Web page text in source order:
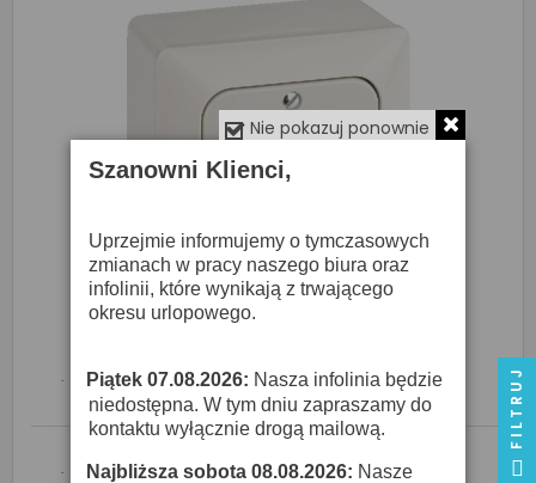
389,00 zł
O DOSTĘPNOŚĆ ZAPYTAJ SPRZEDAWCĘ
Nie pokazuj ponownie
Szanowni Klienci,
Uprzejmie informujemy o tymczasowych
zmianach w pracy naszego biura oraz
infolinii, które wynikają z trwającego
okresu urlopowego.
· Piątek 07.08.2026: Nasza infolinia będzie
niedostępna. W tym dniu zapraszamy do
kontaktu wyłącznie drogą mailową.
· Najbliższa sobota 08.08.2026: Nasze
FILTRUJ